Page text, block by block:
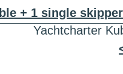
+ 1 single
Yachtcharter